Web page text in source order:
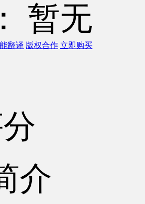
暂无
翻译 版权合作 立即购买
介